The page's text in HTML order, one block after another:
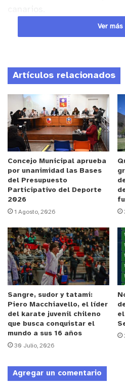
Anuncio
cuadro talquino iba a
contundencia y alto
bandas. Ante esta
se reordenó en defensa
rojinegro, quienes pese a
lograban tener
dinámica le permitió a San
chances más claras que
forma el segundo gol, a
del quillotano, Sebastián
ingresó en reemplazo de
En el complemento, el
una fuerte muralla en
ambiciones de los dirigidos
cerca del final del
Carabalí en el área le
favor del elenco de
palo, el balón encontró los
quien descontó para su
5′ de descuento, la
El próximo desafío de San
Ver más
Artículos relacionados
Concejo Municipal aprueba
por unanimidad las Bases
del Presupuesto
Participativo del Deporte
2026
1 Agosto, 2026
Sangre, sudor y tatami:
Piero Macchiavello, el líder
del karate juvenil chileno
que busca conquistar el
mundo a sus 16 años
30 Julio, 2026
Agregar un comentario